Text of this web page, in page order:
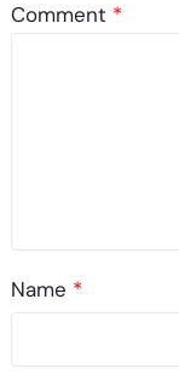
Comment *
Name *